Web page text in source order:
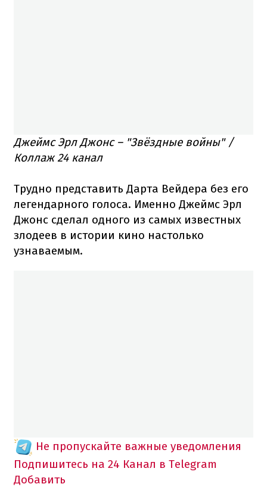
Джеймс Эрл Джонс – "Звёздные войны" /
Коллаж 24 канал
Трудно представить Дарта Вейдера без его
легендарного голоса. Именно Джеймс Эрл
Джонс сделал одного из самых известных
злодеев в истории кино настолько
узнаваемым.
Не пропускайте важные уведомления
Подпишитесь на 24 Канал в Telegram
Добавить